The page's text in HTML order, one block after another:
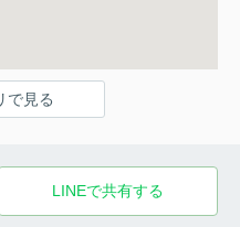
で見る
LINEで共有する